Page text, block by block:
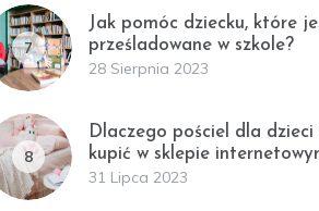
7
Jak pomóc dziecku, które
prześladowane w szkole?
28 Sierpnia 2023
8
Dlaczego pościel dla
kupić w sklepie
31 Lipca 2023